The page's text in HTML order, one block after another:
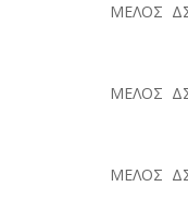
ΜΕΛΟΣ
ΜΕΛΟΣ
ΜΕΛΟΣ